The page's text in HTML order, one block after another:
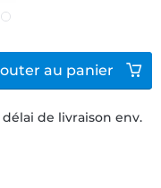
de livraison env.
au panier